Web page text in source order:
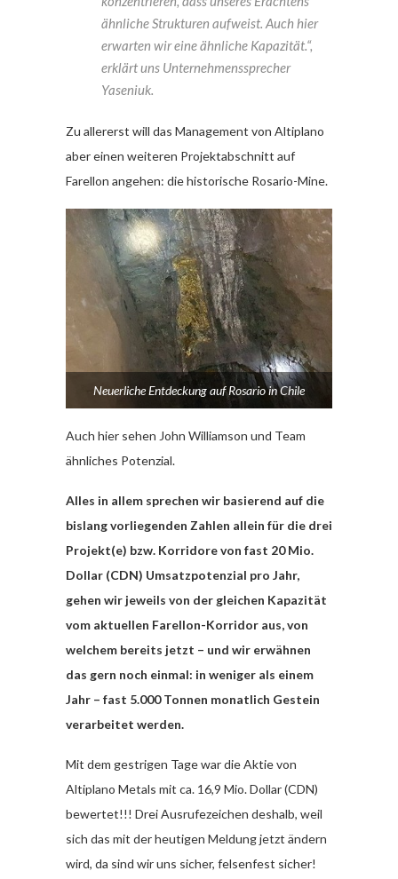
ähnliche Strukturen aufweist. Auch hier
erwarten wir eine ähnliche Kapazität.“,
erklärt uns Unternehmenssprecher
Yaseniuk.
Zu allererst will das Management von Altiplano
aber einen weiteren Projektabschnitt auf
Farellon angehen: die historische Rosario-Mine.
Neuerliche Entdeckung auf Rosario in Chile
Auch hier sehen John Williamson und Team
ähnliches Potenzial.
Alles in allem sprechen wir basierend auf die
bislang vorliegenden Zahlen allein für die drei
Projekt(e) bzw. Korridore von fast 20 Mio.
Dollar (CDN) Umsatzpotenzial pro Jahr,
gehen wir jeweils von der gleichen Kapazität
vom aktuellen Farellon-Korridor aus, von
welchem bereits jetzt – und wir erwähnen
das gern noch einmal: in weniger als einem
Jahr – fast 5.000 Tonnen monatlich Gestein
verarbeitet werden.
Mit dem gestrigen Tage war die Aktie von
Altiplano Metals mit ca. 16,9 Mio. Dollar (CDN)
bewertet!!! Drei Ausrufezeichen deshalb, weil
sich das mit der heutigen Meldung jetzt ändern
wird, da sind wir uns sicher, felsenfest sicher!